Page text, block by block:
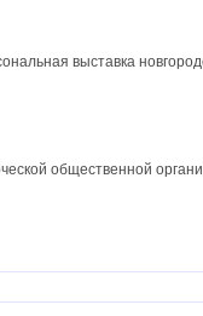
выставка
общественной